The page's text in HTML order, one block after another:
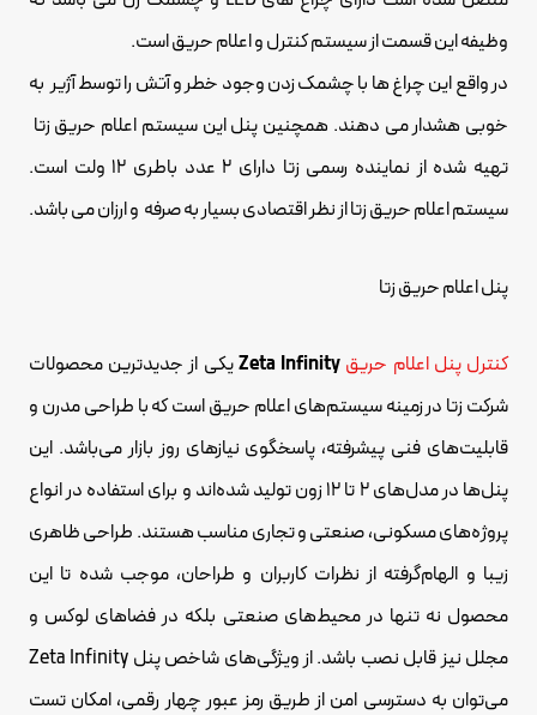
وظیفه این قسمت از سیستم کنترل و اعلام حریق است.
در واقع این چراغ ها با چشمک زدن وجود خطر و آتش را توسط آژیر به
خوبی هشدار می دهند. همچنین پنل این سیستم اعلام حریق زتا
تهیه شده از نماینده رسمی زتا دارای ۲ عدد باطری ۱۲ ولت است.
سیستم اعلام حریق زتا از نظر اقتصادی بسیار به صرفه و ارزان می باشد.
پنل اعلام حریق زتا
کنترل پنل اعلام حریق Zeta Infinityیکی از جدیدترین محصولات
شرکت زتا در زمینه سیستم‌های اعلام حریق است که با طراحی مدرن و
قابلیت‌های فنی پیشرفته، پاسخگوی نیازهای روز بازار می‌باشد. این
پنل‌ها در مدل‌های ۲ تا ۱۲ زون تولید شده‌اند و برای استفاده در انواع
پروژه‌های مسکونی، صنعتی و تجاری مناسب هستند. طراحی ظاهری
زیبا و الهام‌گرفته از نظرات کاربران و طراحان، موجب شده تا این
محصول نه تنها در محیط‌های صنعتی بلکه در فضاهای لوکس و
مجلل نیز قابل نصب باشد. از ویژگی‌های شاخص پنل Zeta Infinity
می‌توان به دسترسی امن از طریق رمز عبور چهار رقمی، امکان تست